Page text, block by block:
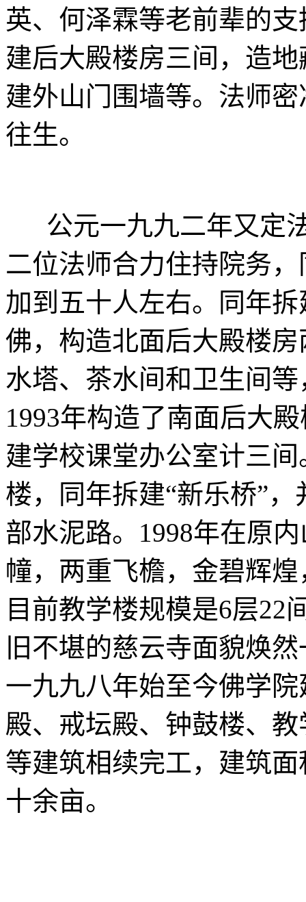
英、何泽霖等老前辈的
建后大殿楼房三间，造
建外山门围墙等。法师
往生。
公元一九九二年又定
二位法师合力住持院务
加到五十人左右。同年
佛，构造北面后大殿楼
水塔、茶水间和卫生间
1993年构造了南面后大
建学校课堂办公室计三
楼，同年拆建“新乐桥”
部水泥路。1998年在原
幢，两重飞檐，金碧辉
目前教学楼规模是6层22
旧不堪的慈云寺面貌焕
一九九八年始至今佛学
殿、戒坛殿、钟鼓楼、
等建筑相续完工，建筑
十余亩。